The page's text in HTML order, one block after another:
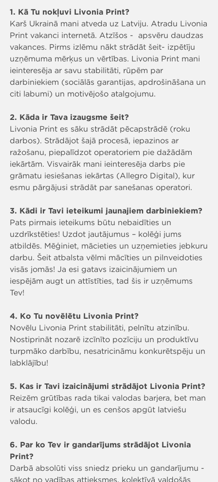
1. Kā Tu nokļuvi Livonia Print?
Karš Ukrainā mani atveda uz Latviju. Atradu Livonia
Print vakanci internetā. Atzīšos - apsvēru daudzas
vakances. Pirms izlēmu nākt strādāt šeit- izpētīju
uzņēmuma mērķus un vērtības. Livonia Print mani
ieinteresēja ar savu stabilitāti, rūpēm par
darbiniekiem (sociālās garantijas, apdrošināšana un
citi labumi) un motivējošo atalgojumu.
2. Kāda ir Tava izaugsme šeit?
Livonia Print es sāku strādāt pēcapstrādē (roku
darbos). Strādājot šajā procesā, iepazinos ar
ražošanu, piepalīdzot operatoriem pie dažādām
iekārtām. Visvairāk mani ieinteresēja darbs pie
grāmatu iesiešanas iekārtas (Allegro Digital), kur
esmu pārgājusi strādāt par sanešanas operatori.
3. Kādi ir Tavi ieteikumi jaunajiem darbiniekiem?
Pats pirmais ieteikums būtu nebaidīties un
uzdrīkstēties! Uzdot jautājumus – kolēģi jums
atbildēs. Mēģiniet, mācieties un uzņemieties jebkuru
darbu. Šeit atbalsta vēlmi mācīties un pilnveidoties
visās jomās! Ja esi gatavs izaicinājumiem un
iespējām augt un attīstīties, tad šis ir uzņēmums
Tev!
4. Ko Tu novēlētu Livonia Print?
Novēlu Livonia Print stabilitāti, pelnītu atzinību.
Nostiprināt nozarē izcīnīto pozīciju un produktīvu
turpmāko darbību, nesatricināmu konkurētspēju un
labklājību!
5. Kas ir Tavi izaicinājumi strādājot Livonia Print?
Reizēm grūtības rada tikai valodas barjera, bet man
ir atsaucīgi kolēģi, un es cenšos apgūt latviešu
valodu.
6. Par ko Tev ir gandarījums strādājot Livonia
Print?
Darbā absolūti viss sniedz prieku un gandarījumu -
sākot no vadības attieksmes, kolektīvā valdošās